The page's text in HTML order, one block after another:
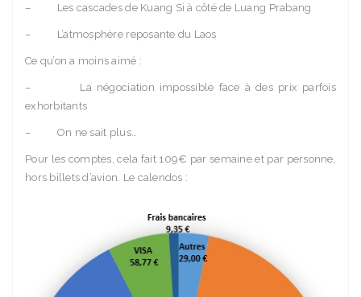
– Les cascades de Kuang Si à côté de Luang Prabang
– L’atmosphère reposante du Laos
Ce qu’on a moins aimé :
– La négociation impossible face à des prix parfois
exhorbitants
– On ne sait plus…
Pour les comptes, cela fait 109€ par semaine et par personne,
hors billets d’avion. Le calendos :